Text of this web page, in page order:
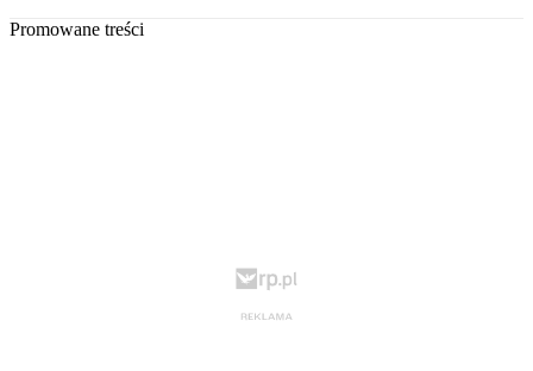
Promowane treści